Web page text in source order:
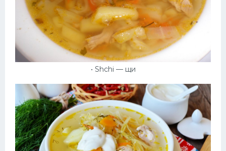
• Shchi — щи